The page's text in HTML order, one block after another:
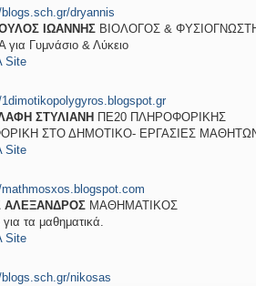
dryannis
ΙΩΑΝΝΗΣ ΒΙΟΛΟΓΟΣ &
για Γυμνάσιο & Λύκειο
ΣΤΥΛΙΑΝΗ ΠΕ20 ΠΛΗΡΟΦΟΡΙΚΗΣ
ΣΤΟ ΔΗΜΟΤΙΚΟ- ΕΡΓΑΣΙΕΣ
ΑΛΕΞΑΝΔΡΟΣ ΜΑΘΗΜΑΤΙΚΟΣ
για τα μαθηματικά.
nikosas